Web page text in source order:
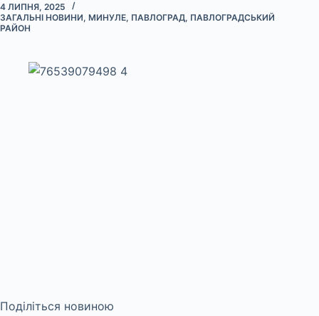
4 ЛИПНЯ, 2025
ЗАГАЛЬНІ НОВИНИ, МИНУЛЕ, ПАВЛОГРАД, ПАВЛОГРАДСЬКИЙ
РАЙОН
Поділіться новиною